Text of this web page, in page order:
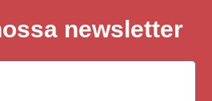
newsletter